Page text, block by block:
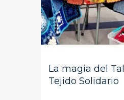
La magia del
Tejido Solidario